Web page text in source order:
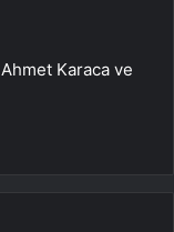
Karaca ve